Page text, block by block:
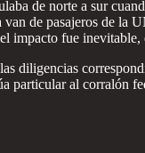
de norte a sur
de pasajeros de
impacto fue
diligencias
particular al corralón